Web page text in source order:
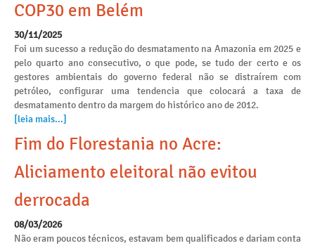
COP30 em Belém
30/11/2025
Foi um sucesso a redução do desmatamento na Amazonia em 2025 e
pelo quarto ano consecutivo, o que pode, se tudo der certo e os
gestores ambientais do governo federal não se distraírem com
petróleo, configurar uma tendencia que colocará a taxa de
desmatamento dentro da margem do histórico ano de 2012.
[leia mais...]
Fim do Florestania no Acre:
Aliciamento eleitoral não evitou
derrocada
08/03/2026
Não eram poucos técnicos, estavam bem qualificados e dariam conta